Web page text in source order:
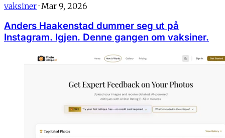
vaksiner · Mar 9, 2026
Anders Haakenstad dummer seg ut på
Instagram. Igjen. Denne gangen om vaksiner.